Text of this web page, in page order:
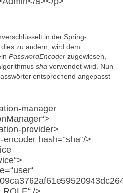
in der Spring-
zu ändern, wird dem
PasswordEncoder zugewiesen,
sha verwendet wird. Nun
entsprechend angepasst
manager
provider>
hash=“sha“/>
/>